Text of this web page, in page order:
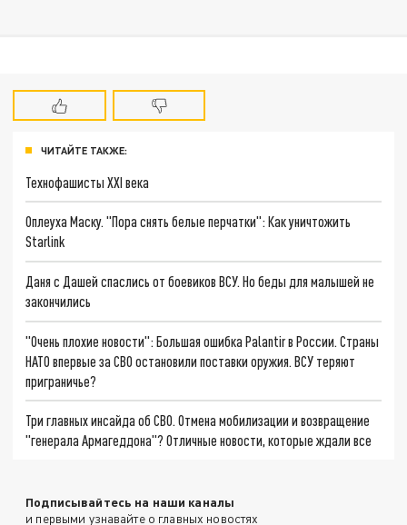
ЧИТАЙТЕ ТАКЖЕ:
Технофашисты XXI века
Оплеуха Маску. "Пора снять белые перчатки": Как уничтожить
Starlink
Даня с Дашей спаслись от боевиков ВСУ. Но беды для малышей не
закончились
"Очень плохие новости": Большая ошибка Palantir в России. Страны
НАТО впервые за СВО остановили поставки оружия. ВСУ теряют
приграничье?
Три главных инсайда об СВО. Отмена мобилизации и возвращение
"генерала Армагеддона"? Отличные новости, которые ждали все
Подписывайтесь на наши каналы
и первыми узнавайте о главных новостях